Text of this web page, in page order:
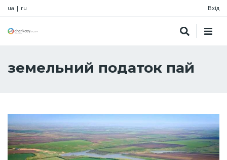
ua | ru Вхід
земельний податок пай